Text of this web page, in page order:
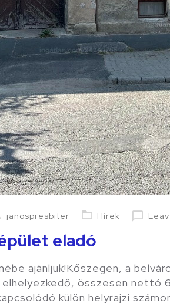
janospresbiter Hírek
eladó
ajánljuk!Kőszegen, a
összesen nettó
külön helyrajzi